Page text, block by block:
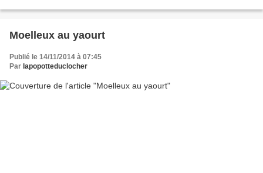
Moelleux au yaourt
Publié le 14/11/2014 à 07:45
Par lapopotteduclocher